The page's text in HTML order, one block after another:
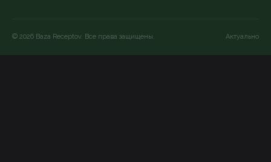
© 2026 Baza Receptov. Все права защищены. Актуально